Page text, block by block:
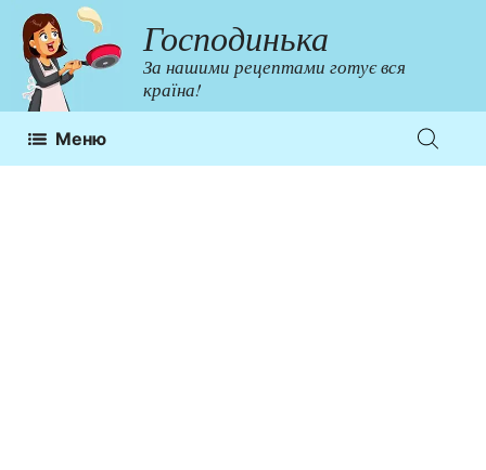
Перейти
до
контенту
Господинька
За нашими рецептами готує вся
країна!
Меню